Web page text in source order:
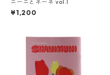
ニーニとネーネ vol.1
¥1,200